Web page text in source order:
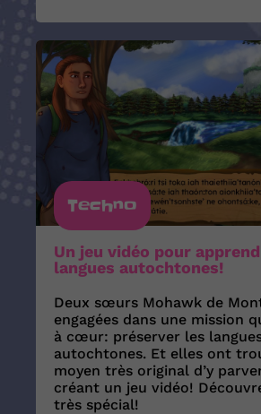
Techno
Un jeu vidéo pour
langues autochtones!
Deux sœurs Mohawk de
engagées dans une mission
à cœur: préserver les
autochtones. Et elles ont
moyen très original d’y
créant un jeu vidéo!
très spécial!